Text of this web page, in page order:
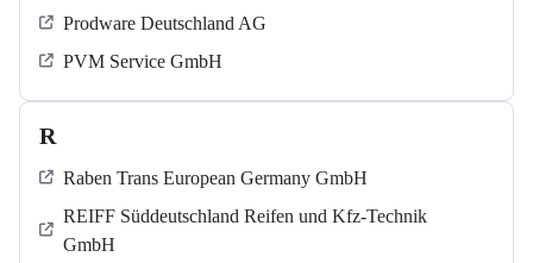
Prodware Deutschland AG
PVM Service GmbH
R
Raben Trans European Germany GmbH
REIFF Süddeutschland Reifen und Kfz-Technik
GmbH